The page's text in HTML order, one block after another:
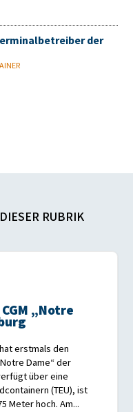
der
RUBRIK
„Notre
erstmals den
Dame“ der
über eine
(TEU), ist
Meter hoch. Am...